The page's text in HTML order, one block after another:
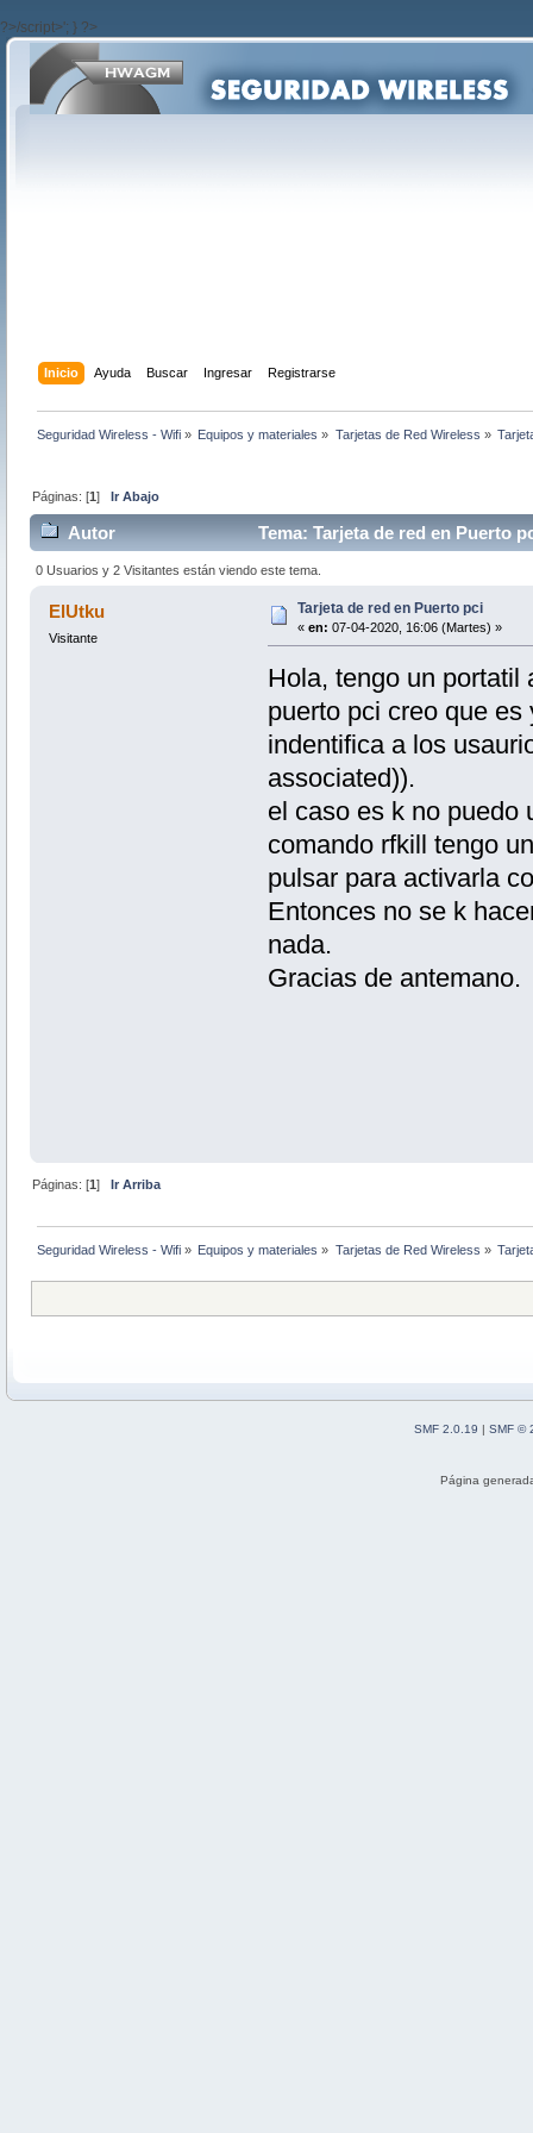
?>/script>'; } ?>
Inicio Ayuda Buscar Ingresar Registrarse
Seguridad Wireless - Wifi » Equipos y materiales » Tarjetas de Red Wireless »
Páginas: [1]Ir Abajo
Autor Tema: Tarjeta de red en Puerto
0 Usuarios y 2 Visitantes están viendo este tema.
ElUtku
Visitante
Tarjeta de red en Puerto pci
« en: 07-04-2020, 16:06 (Martes) »
Hola, tengo un portatil
puerto pci creo que
indentifica a los
associated)).
el caso es k no puedo
comando rfkill tengo
pulsar para activarla
Entonces no se k
nada.
Gracias de antemano.
Páginas: [1]Ir Arriba
Seguridad Wireless - Wifi » Equipos y materiales » Tarjetas de Red Wireless »
SMF 2.0.19 | SMF ©
Página